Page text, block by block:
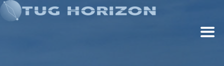
Cookies management panel